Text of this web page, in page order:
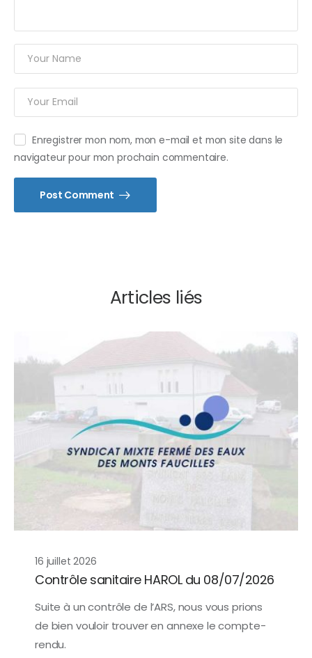
Enregistrer mon nom, mon e-mail et mon site dans le
navigateur pour mon prochain commentaire.
Post Comment
Articles liés
16 juillet 2026
Contrôle sanitaire HAROL du 08/07/2026
Suite à un contrôle de l’ARS, nous vous prions
de bien vouloir trouver en annexe le compte-
rendu.